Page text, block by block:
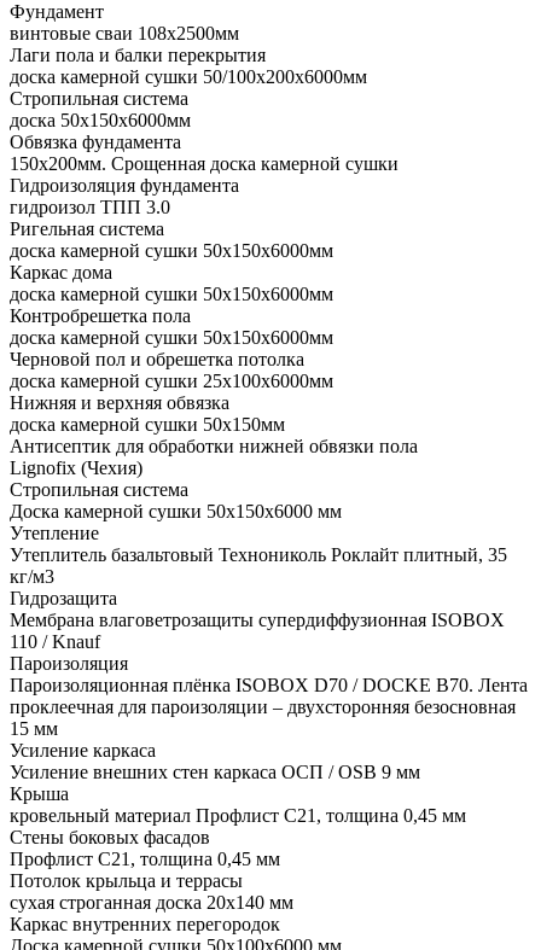
Фундамент
винтовые сваи 108x2500мм
Лаги пола и балки перекрытия
доска камерной сушки 50/100x200x6000мм
Стропильная система
доска 50x150x6000мм
Обвязка фундамента
150x200мм. Срощенная доска камерной сушки
Гидроизоляция фундамента
гидроизол ТПП 3.0
Ригельная система
доска камерной сушки 50x150x6000мм
Каркас дома
доска камерной сушки 50x150x6000мм
Контробрешетка пола
доска камерной сушки 50x150x6000мм
Черновой пол и обрешетка потолка
доска камерной сушки 25x100x6000мм
Нижняя и верхняя обвязка
доска камерной сушки 50x150мм
Антисептик для обработки нижней обвязки пола
Lignofix (Чехия)
Стропильная система
Доска камерной сушки 50х150х6000 мм
Утепление
Утеплитель базальтовый Технониколь Роклайт плитный, 35
кг/м3
Гидрозащита
Мембрана влаговетрозащиты супердиффузионная ISOBOX
110 / Knauf
Пароизоляция
Пароизоляционная плёнка ISOBOX D70 / DOCKЕ B70. Лента
проклеечная для пароизоляции – двухсторонняя безосновная
15 мм
Усиление каркаса
Усиление внешних стен каркаса ОСП / OSB 9 мм
Крыша
кровельный материал Профлист С21, толщина 0,45 мм
Стены боковых фасадов
Профлист С21, толщина 0,45 мм
Потолок крыльца и террасы
сухая строганная доска 20х140 мм
Каркас внутренних перегородок